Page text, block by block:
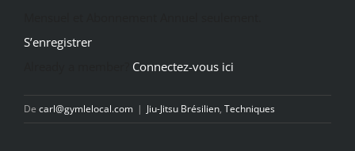
S’enregistrer
Connectez-vous ici
De carl@gymlelocal.com | Jiu-Jitsu Brésilien, Techniques